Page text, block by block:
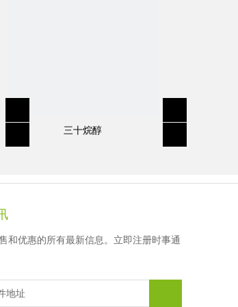
三十烷醇
和优惠的所有最新信息。立即注册时事通